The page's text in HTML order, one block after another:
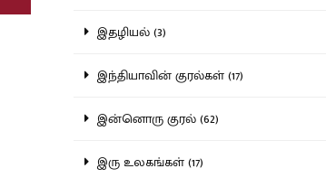
இதழியல் (3)
இந்தியாவின் குரல்கள் (17)
இன்னொரு குரல் (62)
இரு உலகங்கள் (17)